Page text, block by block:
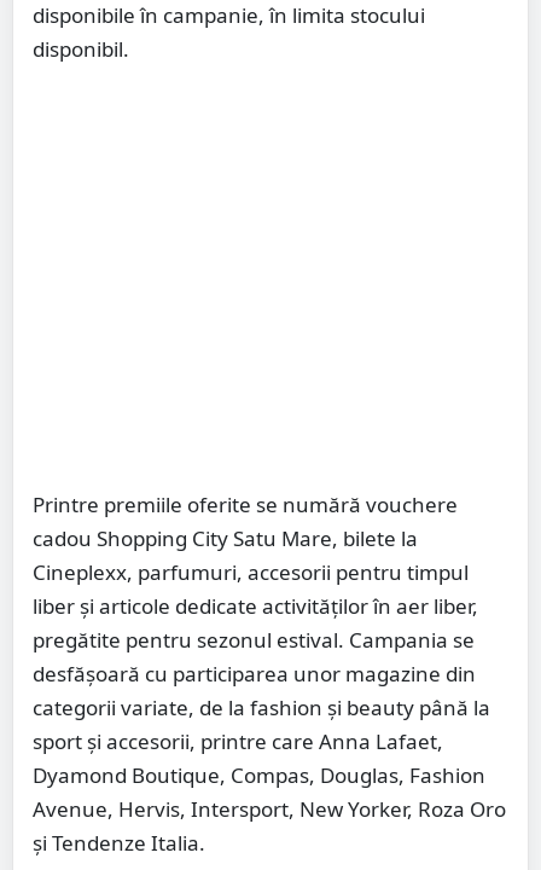
disponibile în campanie, în limita stocului
disponibil.
Printre premiile oferite se numără vouchere
cadou Shopping City Satu Mare, bilete la
Cineplexx, parfumuri, accesorii pentru timpul
liber și articole dedicate activităților în aer liber,
pregătite pentru sezonul estival. Campania se
desfășoară cu participarea unor magazine din
categorii variate, de la fashion și beauty până la
sport și accesorii, printre care Anna Lafaet,
Dyamond Boutique, Compas, Douglas, Fashion
Avenue, Hervis, Intersport, New Yorker, Roza Oro
și Tendenze Italia.